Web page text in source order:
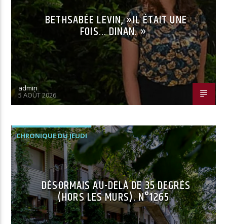
BETHSABÉE LEVIN, »IL ÉTAIT UNE
FOIS… DINAN. »
admin
5 AOÛT 2026
CHRONIQUE DU JEUDI
DÉSORMAIS AU-DELÀ DE 35 DEGRÉS
(HORS LES MURS). N°1265